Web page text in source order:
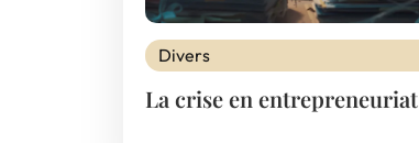
Divers
La crise en entrepreneuriat